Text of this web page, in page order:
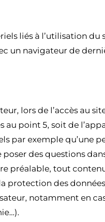
liés à l’utilisation du
un navigateur de
lors de l’accès au
point 5, soit de
par exemple qu’une
des questions
préalable, tout
des
notamment en